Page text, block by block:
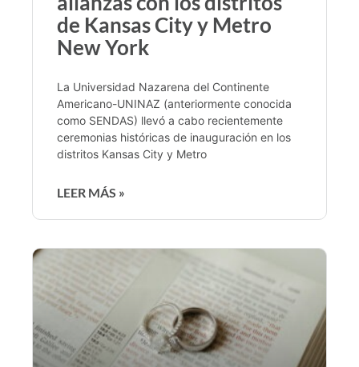
de Kansas City y Metro
New York
La Universidad Nazarena del Continente
Americano-UNINAZ (anteriormente conocida
como SENDAS) llevó a cabo recientemente
ceremonias históricas de inauguración en los
distritos Kansas City y Metro
LEER MÁS »